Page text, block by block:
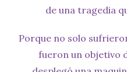
de una tragedia
Porque no solo
fueron un objetivo